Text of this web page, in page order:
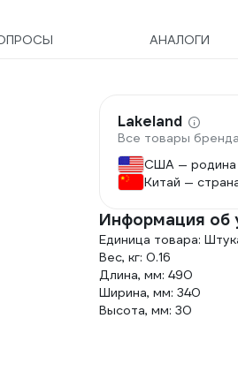
АНАЛОГИ
Lakeland
Все товары бренда
США — родина
Китай —
Информация об
Единица товара:
Вес, кг: 0.16
Длина, мм: 490
Ширина, мм: 340
Высота, мм: 30